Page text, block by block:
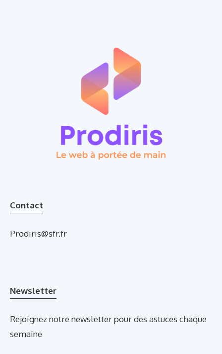
Contact
Prodiris@sfr.fr
Newsletter
Rejoignez notre newsletter pour des astuces chaque
semaine